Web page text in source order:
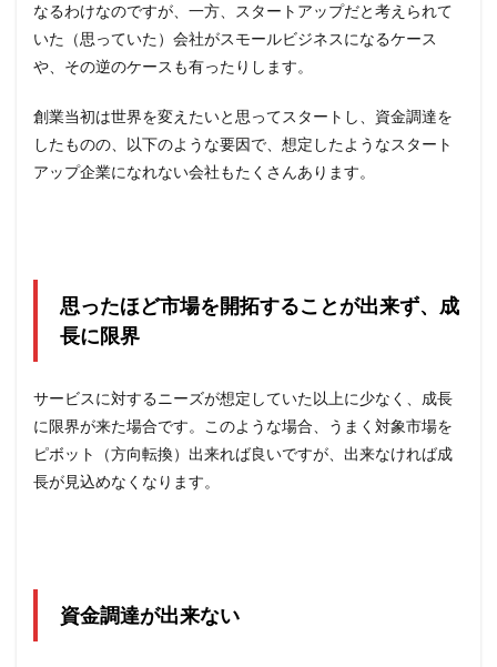
なるわけなのですが、一方、スタートアップだと考えられて
いた（思っていた）会社がスモールビジネスになるケース
や、その逆のケースも有ったりします。
創業当初は世界を変えたいと思ってスタートし、資金調達を
したものの、以下のような要因で、想定したようなスタート
アップ企業になれない会社もたくさんあります。
思ったほど市場を開拓することが出来ず、成
長に限界
サービスに対するニーズが想定していた以上に少なく、成長
に限界が来た場合です。このような場合、うまく対象市場を
ピボット（方向転換）出来れば良いですが、出来なければ成
長が見込めなくなります。
資金調達が出来ない